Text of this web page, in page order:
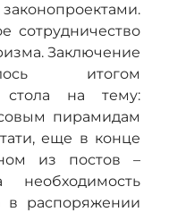
сотрудничество
Заключение
итогом
стола на тему:
пирамидам
еще в конце
из постов –
в распоряжении